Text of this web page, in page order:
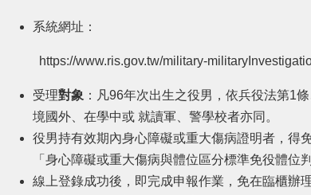
系統網址：
https://www.ris.gov.tw/military-
受理對象 ：凡96年次出生之役男，依兵役法第1
境國外、在學中或 就讀軍、警學校者亦同。
役男持有效期內身心障礙或重大傷病證明者，得
「身心障礙或重大傷病與體位區分標準免役體位
線上登錄成功後，即完成申報作業，免在臨櫃辦